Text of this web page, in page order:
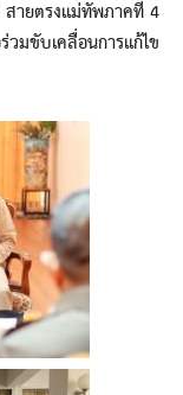
สายตรงแม่ทัพภาคที่ 4
มขับเคลื่อนการแก้ไข